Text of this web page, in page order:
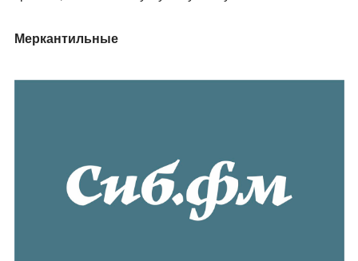
Меркантильные